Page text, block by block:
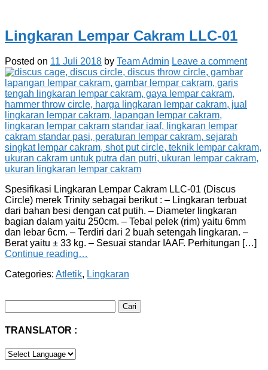
Lingkaran Lempar Cakram LLC-01
Posted on 11 Juli 2018 by Team Admin Leave a comment
Spesifikasi Lingkaran Lempar Cakram LLC-01 (Discus
Circle) merek Trinity sebagai berikut : – Lingkaran terbuat
dari bahan besi dengan cat putih. – Diameter lingkaran
bagian dalam yaitu 250cm. – Tebal pelek (rim) yaitu 6mm
dan lebar 6cm. – Terdiri dari 2 buah setengah lingkaran. –
Berat yaitu ± 33 kg. – Sesuai standar IAAF. Perhitungan […]
Continue reading…
Categories: Atletik, Lingkaran
untuk:
TRANSLATOR :